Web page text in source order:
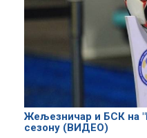
Жељезничар и БСК на
сезону (ВИДЕО)